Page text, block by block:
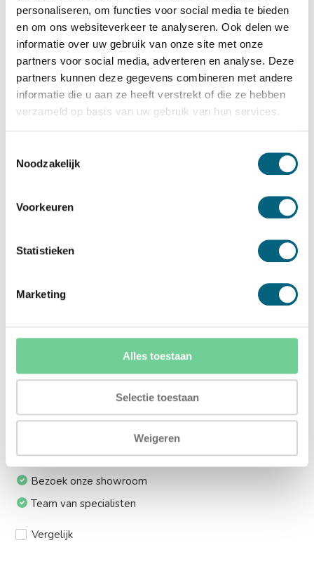
personaliseren, om functies voor social media te bieden
en om ons websiteverkeer te analyseren. Ook delen we
informatie over uw gebruik van onze site met onze
partners voor social media, adverteren en analyse. Deze
partners kunnen deze gegevens combineren met andere
informatie die u aan ze heeft verstrekt of die ze hebben
verzameld op basis van uw gebruik van hun services.
Noodzakelijk
Voorkeuren
Statistieken
Marketing
Alles toestaan
Selectie toestaan
Weigeren
4.700,-
Op voorraad: .
Bekijk de reviews
Officieel ECB-S gecertificeerde brand en inbraakwerende
kluis in de klasse S2 / grade S2 / CEN S2 conform EN
papier)....Toon meer
Meerprijs installeren begane grond of op etage met
Ja (+€169,00)
Ik installeer de kluis graag zelf:
Ja, levering tot aan uw voordeur
24/7 bereikbaar
Bezoek onze showroom
Team van specialisten
Vergelijk